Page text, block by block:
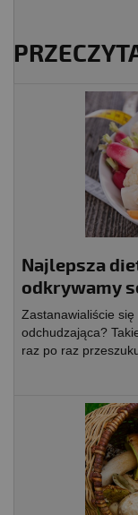
Najlepsza
odkrywamy
Zastanawialiście
odchudzająca?
raz po raz